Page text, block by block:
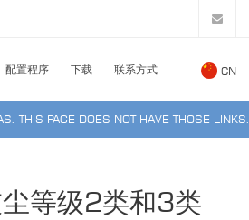
CN
配置程序 下载 联系方式
THIS PAGE DOES NOT HAVE THOSE LINKS.
等级2类和3类